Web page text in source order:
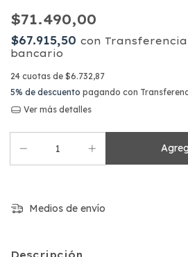
$71.490,00
$67.915,50 con
bancario
24 cuotas de $6.732,87
5% de descuento pagando con
Ver más detalles
Medios de envío